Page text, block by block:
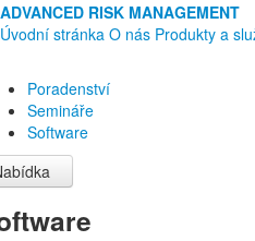
ADVANCED RISK MANAGEMENT
Úvodní stránka O nás Produkty a
Poradenství
Semináře
Software